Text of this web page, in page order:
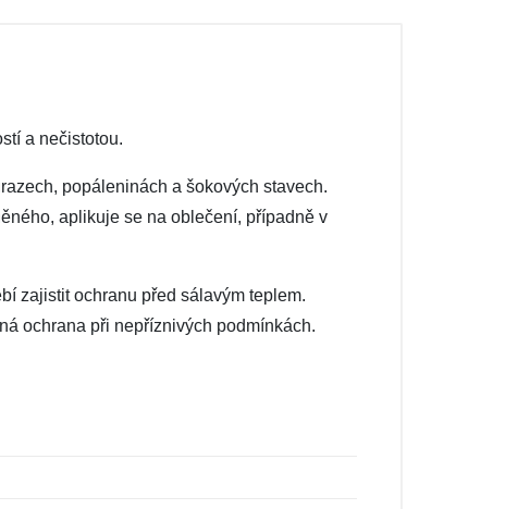
a nečistotou.
popáleninách a šokových stavech.
aplikuje se na oblečení, případně v
zajistit ochranu před sálavým teplem.
ochrana při nepříznivých podmínkách.